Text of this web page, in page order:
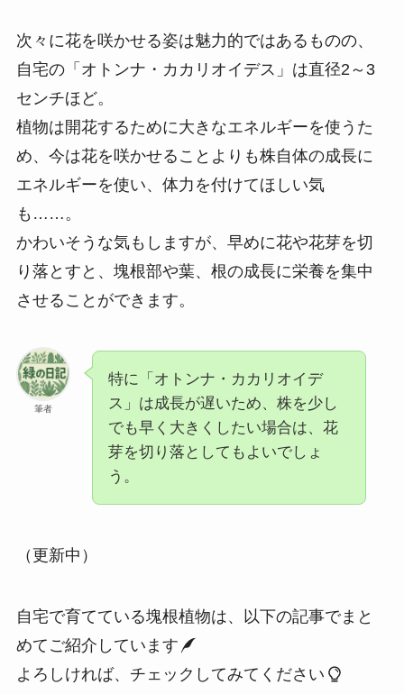
次々に花を咲かせる姿は魅力的ではあるものの、
自宅の「オトンナ・カカリオイデス」は直径2～3
センチほど。
植物は開花するために大きなエネルギーを使うた
め、今は花を咲かせることよりも株自体の成長に
エネルギーを使い、体力を付けてほしい気
も……。
かわいそうな気もしますが、早めに花や花芽を切
り落とすと、塊根部や葉、根の成長に栄養を集中
させることができます。
筆者
特に「オトンナ・カカリオイデ
ス」は成長が遅いため、株を少し
でも早く大きくしたい場合は、花
芽を切り落としてもよいでしょ
う。
（更新中）
自宅で育てている塊根植物は、以下の記事でまと
めてご紹介しています
よろしければ、チェックしてみてください